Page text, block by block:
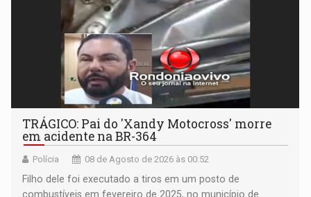
TRÁGICO: Pai do 'Xandy Motocross' morre
em acidente na BR-364
Polícia 08 de Agosto de 2026 às 00:52
Filho dele foi executado a tiros em um posto de
combustíveis em fevereiro de 2025, no município de